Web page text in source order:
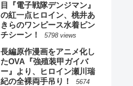
目『電子戦隊デンジマン』
の紅一点ヒロイン、桃井あ
きらのワンピース水着ピン
チシーン！
5798 views
長編原作漫画をアニメ化し
たOVA『強殖装甲ガイバ
ー』より、ヒロイン瀬川瑞
紀の全裸両手吊り！
5674